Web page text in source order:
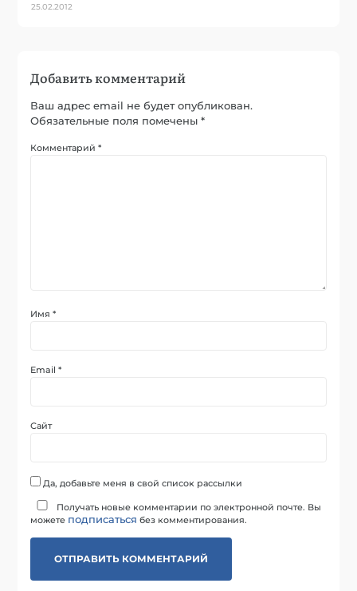
25.02.2012
Добавить комментарий
Ваш адрес email не будет опубликован.
Обязательные поля помечены*
Комментарий*
Имя*
Email*
Сайт
Да, добавьте меня в свой список рассылки
Получать новые комментарии по электронной почте. Вы
можете подписаться без комментирования.